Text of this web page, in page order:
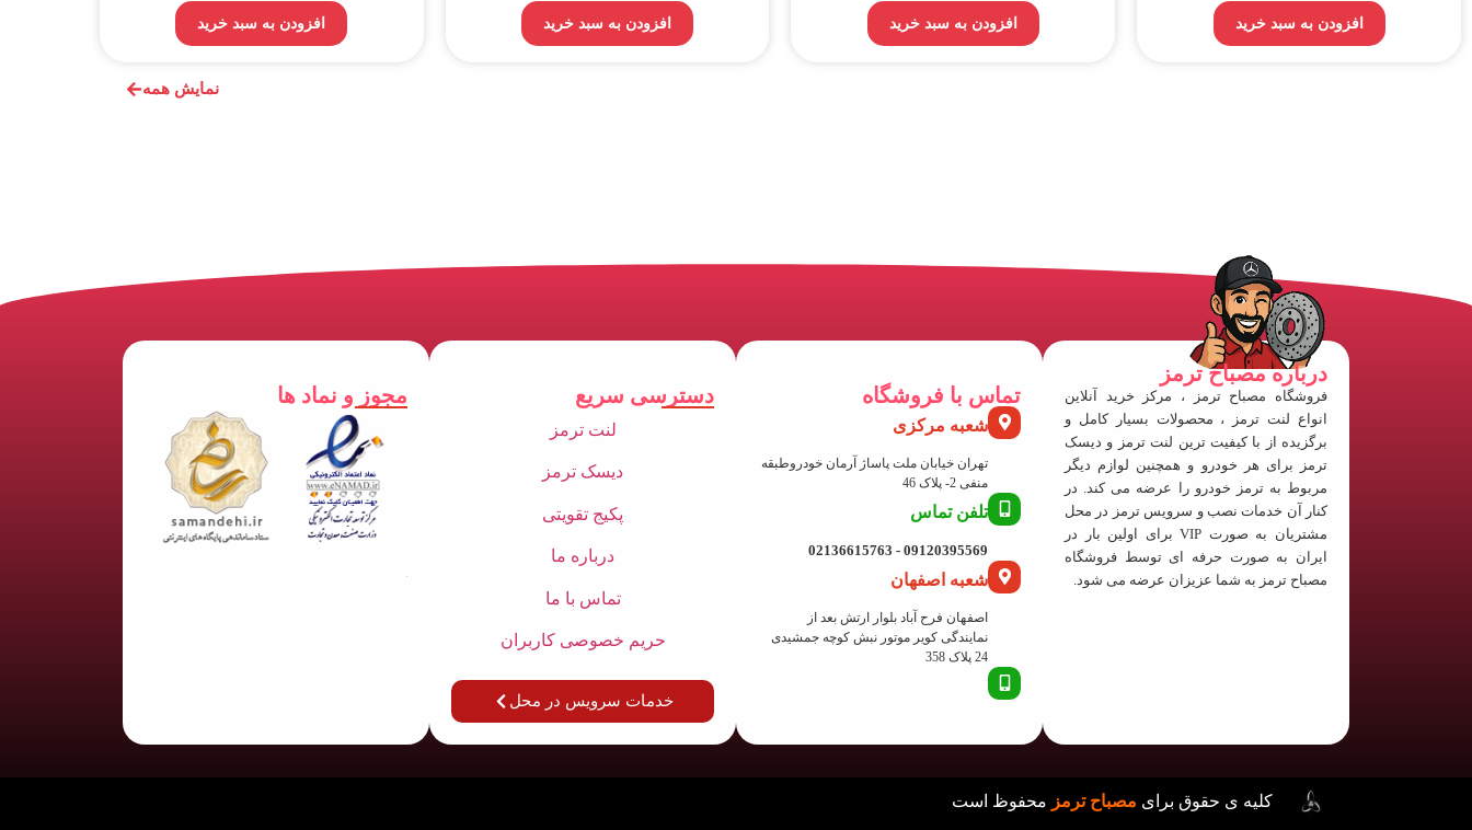
نمایش همه
افزودن به سبد خرید افزودن به سبد خرید افزودن به سبد خرید افزودن به سبد خرید
درباره مصباح ترمز
فروشگاه مصباح ترمز ، مرکز خرید آنلاین
انواع لنت ترمز ، محصولات بسیار کامل و
برگزیده از با کیفیت ترین لنت ترمز و دیسک
ترمز برای هر خودرو و همچنین لوازم دیگر
مربوط به ترمز خودرو را عرضه می کند. در
کنار آن خدمات نصب و سرویس ترمز در محل
مشتریان به صورت VIP برای اولین بار در
ایران به صورت حرفه ای توسط فروشگاه
مصباح ترمز به شما عزیزان عرضه می شود.
تماس با فروشگاه
شعبه مرکزی
تهران خیابان ملت پاساژ آرمان خودروطبقه
منفی 2- پلاک 46
تلفن تماس
09120395569 - 02136615763
شعبه اصفهان
اصفهان فرح آباد بلوار ارتش بعد از
نمایندگی کویر موتور نبش کوچه جمشیدی
24 پلاک 358
دسترسی سریع
لنت ترمز
دیسک ترمز
پکیج تقویتی
درباره ما
تماس با ما
حریم خصوصی کاربران
خدمات سرویس در محل
مجوز و نماد ها
کلیه ی حقوق برای مصباح ترمز محفوظ است